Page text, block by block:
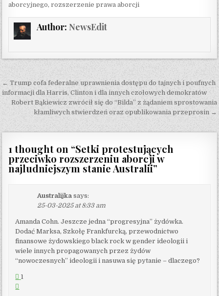
aborcyjnego,rozszerzenie prawa aborcji
Author: NewsEdit
Post navigation
← Trump cofa federalne uprawnienia dostępu do tajnych i poufnych
informacji dla Harris, Clinton i dla innych czołowych demokratów
Robert Bąkiewicz zwrócił się do “Bilda” z żądaniem sprostowania
kłamliwych stwierdzeń oraz opublikowania przeprosin →
1 thought on “Setki protestujących
przeciwko rozszerzeniu aborcji w
najludniejszym stanie Australii”
Australijka says:
25-03-2025 at 8:33 am
Amanda Cohn. Jeszcze jedna “progresyjna” żydówka.
Dodać Marksa, Szkołę Frankfurcką, przewodnictwo
finansowe żydowskiego black rock w gender ideologii i
wiele innych propagowanych przez żydów
“nowoczesnych” ideologii i nasuwa się pytanie – dlaczego?
1